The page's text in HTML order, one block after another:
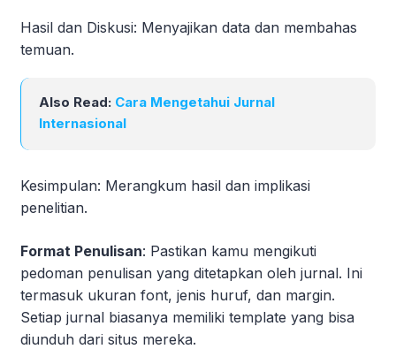
Hasil dan Diskusi: Menyajikan data dan membahas
temuan.
Also Read: Cara Mengetahui Jurnal
Internasional
Kesimpulan: Merangkum hasil dan implikasi
penelitian.
Format Penulisan: Pastikan kamu mengikuti
pedoman penulisan yang ditetapkan oleh jurnal. Ini
termasuk ukuran font, jenis huruf, dan margin.
Setiap jurnal biasanya memiliki template yang bisa
diunduh dari situs mereka.